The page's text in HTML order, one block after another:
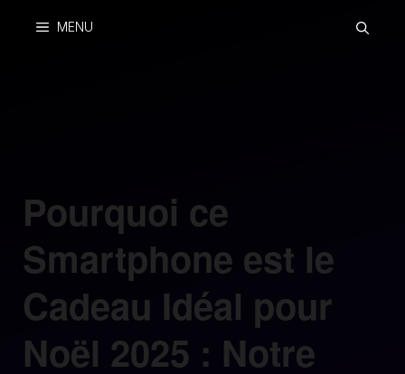
MENU
Pourquoi ce
Smartphone est le
Cadeau Idéal pour
Noël 2025 : Notre